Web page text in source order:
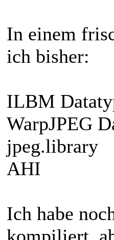
In einem
ich bisher:
ILBM
WarpJPEG
jpeg.library
AHI
Ich habe
kompiliert,